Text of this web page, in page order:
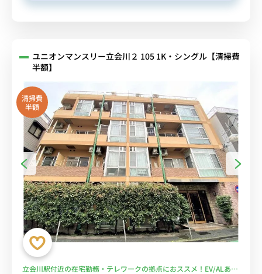
ユニオンマンスリー立会川２ 105 1K・シングル【清掃費
半額】
清掃費
半額
立会川駅付近の在宅勤務・テレワークの拠点におススメ！EV/ALあり